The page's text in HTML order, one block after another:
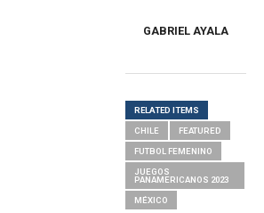
GABRIEL AYALA
RELATED ITEMS
CHILE FEATURED
FUTBOL FEMENINO
JUEGOS
PANAMERICANOS 2023
MÉXICO